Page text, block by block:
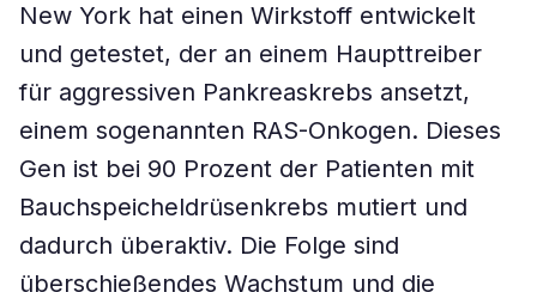
New York hat einen Wirkstoff entwickelt
und getestet, der an einem Haupttreiber
für aggressiven Pankreaskrebs ansetzt,
einem sogenannten RAS-Onkogen. Dieses
Gen ist bei 90 Prozent der Patienten mit
Bauchspeicheldrüsenkrebs mutiert und
dadurch überaktiv. Die Folge sind
überschießendes Wachstum und die